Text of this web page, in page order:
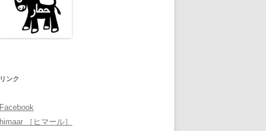
リンク
Facebook
himaar ［ヒマール］